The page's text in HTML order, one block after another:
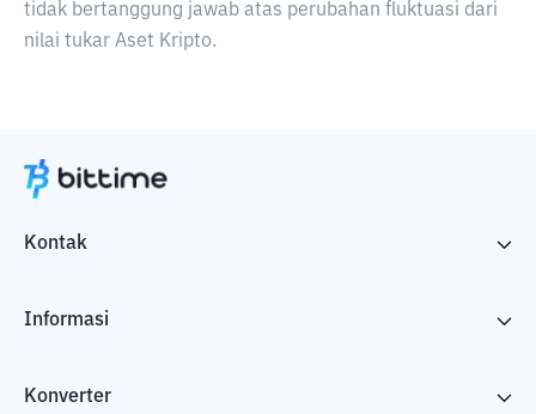
tidak bertanggung jawab atas perubahan fluktuasi dari
nilai tukar Aset Kripto.
Kontak
Informasi
Konverter